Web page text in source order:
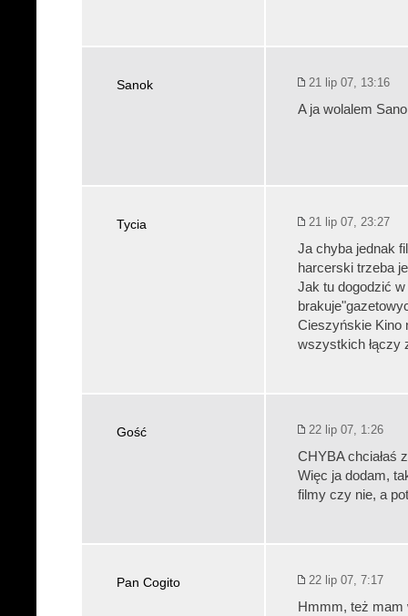
Sanok 21 lip 07, 13:16
A ja wolalem
Tycia 21 lip 07, 23:27
Ja chyba jednak
harcerski trzeba
Jak tu dogodzić
Cieszyńskie Kino
wszystkich łączy
Gość 22 lip 07, 1:26
CHYBA chciałaś
Więc ja dodam,
filmy czy nie, a
Pan Cogito 22 lip 07, 7:17
Hmmm, też mam